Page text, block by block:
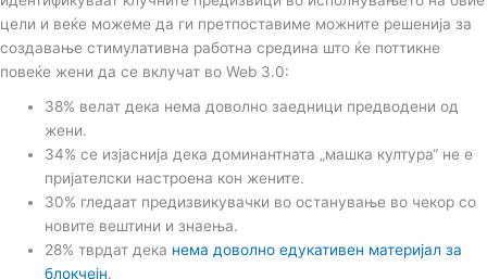
цели и веќе можеме да ги претпоставиме можните решенија за
создавање стимулативна работна средина што ќе поттикне
повеќе жени да се вклучат во Web 3.0:
38% велат дека нема доволно заедници предводени од
жени.
34% се изјаснија дека доминантната „машка култура“ не е
пријателски настроена кон жените.
30% гледаат предизвикувачки во останување во чекор со
новите вештини и знаења.
28% тврдат дека нема доволно едукативен материјал за
блокчејн.